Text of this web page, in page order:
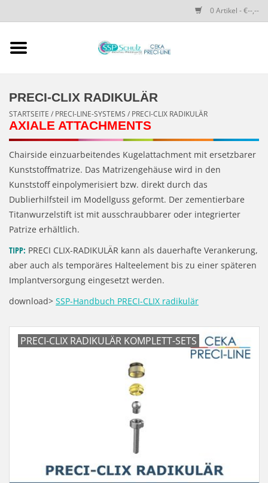
0 Artikel - €--,--
SSP SCHULZ Dental-
PRECI-LINE-SYSTEMS
CEKA-ATTACHMENTS
LOT-PROGRAMM
NEU: LV SFE 50% - PRECI-
PRECI-CLIX RADIKULÄR
STARTSEITE / PRECI-LINE-SYSTEMS / PRECI-CLIX RADIKULÄR
AXIALE ATTACHMENTS
Chairside einzuarbeitendes Kugelattachment mit ersetzbarer
Kunststoffmatrize. Das Matrizengehäuse wird in den
Kunststoff einpolymerisiert bzw. direkt durch das
Dublierhilfsteil im Modellguss geformt. Der zementierbare
Titanwurzelstift ist mit ausschraubbarer oder integrierter
Patrize erhältlich.
TIPP: PRECI CLIX-RADIKULÄR kann als dauerhafte Verankerung,
aber auch als temporäres Halteelement bis zu einer späteren
Implantversorgung eingesetzt werden.
download> SSP-Handbuch PRECI-CLIX radikulär
PRECI-CLIX RADIKULÄR KOMPLETT-SETS